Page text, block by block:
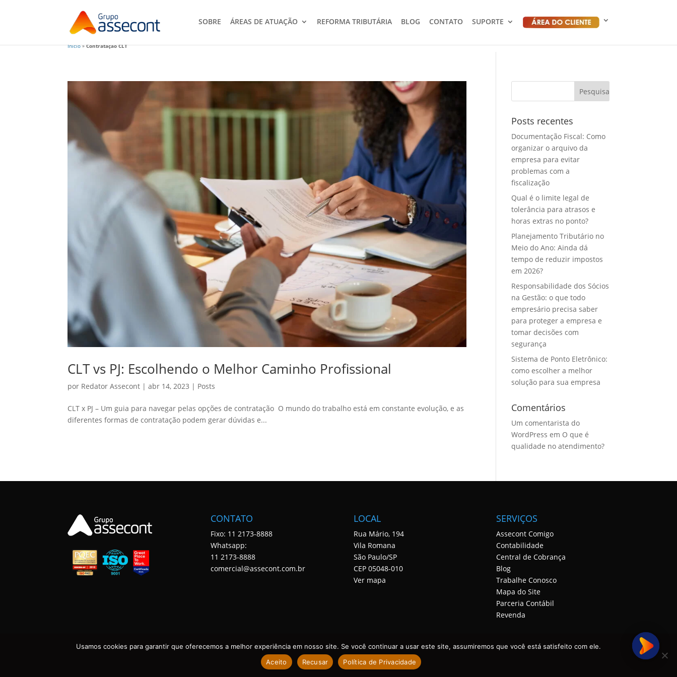
SOBRE ÁREAS DE ATUAÇÃO REFORMA TRIBUTÁRIA BLOG CONTATO SUPORTE
Início»Contratação CLT
CLT vs PJ: Escolhendo o Melhor Caminho Profissional
por Redator Assecont |abr 14, 2023 | Posts
CLT x PJ – Um guia para navegar pelas opções de contratação O mundo do trabalho está em constante evolução, e as
diferentes formas de contratação podem gerar dúvidas e...
Posts recentes
Documentação Fiscal: Como
organizar o arquivo da
empresa para evitar
problemas com a
fiscalização
Qual é o limite legal de
tolerância para atrasos e
horas extras no ponto?
Planejamento Tributário no
Meio do Ano: Ainda dá
tempo de reduzir impostos
em 2026?
Responsabilidade dos Sócios
na Gestão: o que todo
empresário precisa saber
para proteger a empresa e
tomar decisões com
segurança
Sistema de Ponto Eletrônico:
como escolher a melhor
solução para sua empresa
Comentários
Um comentarista do
WordPress em O que é
qualidade no atendimento?
CONTATO
Fixo: 11 2173-8888
Whatsapp:
11 2173-8888
comercial@assecont.com.br
LOCAL
Rua Mário, 194
Vila Romana
São Paulo/SP
CEP 05048-010
Ver mapa
SERVIÇOS
Assecont Comigo
Contabilidade
Central de Cobrança
Blog
Trabalhe Conosco
Mapa do Site
Parceria Contábil
Revenda
ASSECONT CONTABILIDADE E TECNOLOGIA • TODOS OS DIREITOS RESERVADOS. DESENVOLVIDO POR ASSECONT.
Usamos cookies para garantir que oferecemos a melhor experiência em nosso site. Se você continuar a usar este site, assumiremos que você está satisfeito com ele.
Aceito
Recusar Política de Privacidade